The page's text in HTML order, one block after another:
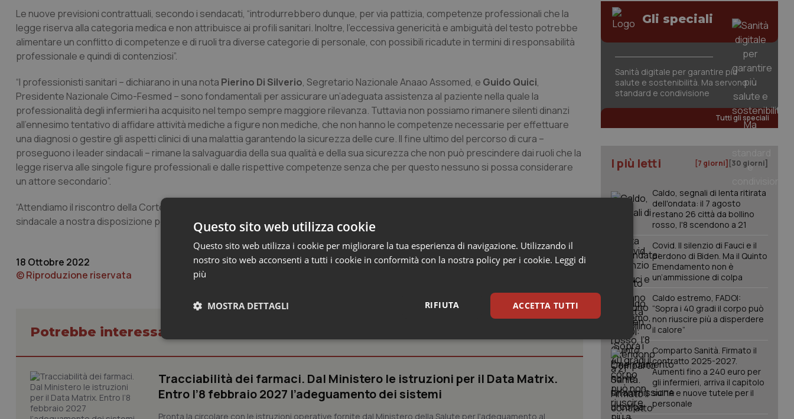
Le nuove previsioni contrattuali, secondo i sendacati, “introdurrebbero dunque, per via pattizia, competenze professionali che la
legge riserva alla categoria medica e non attribuisce ai profili sanitari. Inoltre, l’eccessiva genericità e ambiguità del testo potrebbe
alimentare un conflitto di competenze e di ruoli tra diverse categorie di personale, con possibili ricadute in termini di responsabilità
professionale e quindi di contenziosi”.
“I professionisti sanitari – dichiarano in una nota Pierino Di Silverio, Segretario Nazionale Anaao Assomed, e Guido Quici,
Presidente Nazionale Cimo-Fesmed – sono fondamentali per assicurare un’adeguata assistenza al paziente nella quale la
professionalità degli infermieri ha acquisito nel tempo sempre maggiore rilevanza. Tuttavia non possiamo rimanere silenti dinanzi
all’ennesimo tentativo di affidare attività mediche a figure non mediche, che non hanno le competenze necessarie per effettuare
una diagnosi o gestire gli aspetti clinici di una malattia garantendo la sicurezza delle cure. Il fine ultimo del percorso di cura –
proseguono i leader sindacali – rimane la salvaguardia della sua qualità e della sua sicurezza che non può prescindere dai ruoli che la
legge riserva alle singole figure professionali e dalle rispettive competenze senza che per questo nessuno si possa considerare
un attore secondario”.
“Attendiamo il riscontro della Corte dei conti e dell’ARAN, ma in ogni caso siamo pronti a ricorrere ad ogni strumento di natura
sindacale a nostra disposizione per tutelare le prerogative dei medici e la salute dei pazienti”, concludono Di Silverio e Quici.
18 Ottobre 2022
© Riproduzione riservata
Potrebbe interessarti in Lavoro e Professioni
Tracciabilità dei farmaci. Dal Ministero le istruzioni per il Data Matrix.
Entro l’8 febbraio 2027 l’adeguamento dei sistemi
Pronta la circolare con le istruzioni operative fornite dal Ministero della Salute per l'adeguamento al
Gli speciali
Sanità digitale per garantire più
salute e sostenibilità. Ma servono
standard e condivisione
Tutti gli speciali
I più letti [7 giorni] [30 giorni]
Caldo, segnali di lenta ritirata
dell'ondata: il 7 agosto
restano 26 città da bollino
rosso, l'8 scendono a 21
Covid. Il silenzio di Fauci e il
perdono di Biden. Ma il Quinto
Emendamento non è
un’ammissione di colpa
Caldo estremo, FADOI:
“Sopra i 40 gradi il corpo può
non riuscire più a disperdere
il calore”
Comparto Sanità. Firmato il
contratto 2025-2027.
Aumenti fino a 240 euro per
gli infermieri, arriva il capitolo
sull'IA e nuove tutele per il
personale
Questo sito web utilizza cookie
Questo sito web utilizza i cookie per migliorare la tua esperienza di navigazione. Utilizzando il
nostro sito web acconsenti a tutti i cookie in conformità con la nostra policy per i cookie. Leggi di
più
ACCETTA TUTTI
RIFIUTA
MOSTRA DETTAGLI
Necessari Statistici Marketing